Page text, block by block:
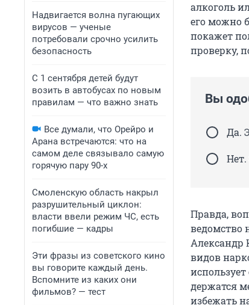
Надвигается волна пугающих
вирусов — ученые
потребовали срочно усилить
безопасность
С 1 сентября детей будут
возить в автобусах по новым
правилам — что важно знать
Все думали, что Орейро и
Арана встречаются: что на
самом деле связывало самую
горячую пару 90-х
Смоленскую область накрыл
разрушительный циклон:
власти ввели режим ЧС, есть
погибшие — кадры
Эти фразы из советского кино
вы говорите каждый день.
Вспомните из каких они
фильмов? — тест
алкоголь
его можно
покажет
проверку,
Вы
Да.
Правда,
ведомство
Александр
видов
держатся
избежать